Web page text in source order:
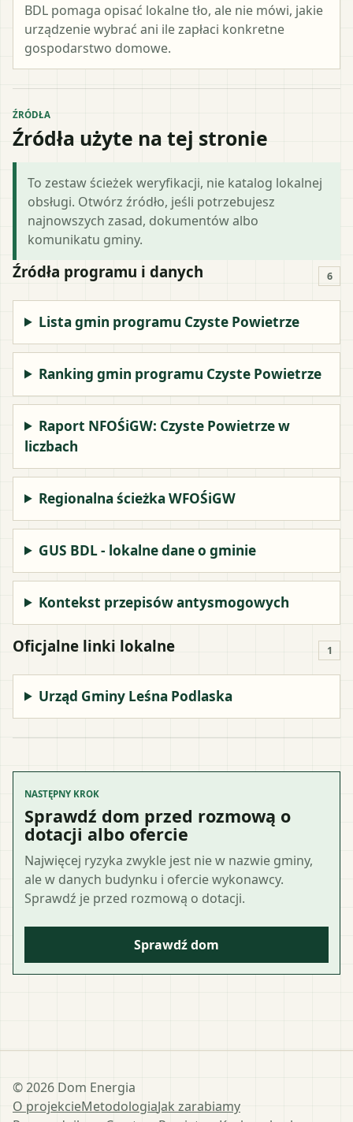
BDL pomaga opisać lokalne tło, ale nie mówi, jakie
urządzenie wybrać ani ile zapłaci konkretne
gospodarstwo domowe.
ŹRÓDŁA
Źródła użyte na tej stronie
To zestaw ścieżek weryfikacji, nie katalog lokalnej
obsługi. Otwórz źródło, jeśli potrzebujesz
najnowszych zasad, dokumentów albo
komunikatu gminy.
Źródła programu i danych 6
Lista gmin programu Czyste Powietrze
Ranking gmin programu Czyste Powietrze
Raport NFOŚiGW: Czyste Powietrze w
liczbach
Regionalna ścieżka WFOŚiGW
GUS BDL - lokalne dane o gminie
Kontekst przepisów antysmogowych
Oficjalne linki lokalne 1
Urząd Gminy Leśna Podlaska
NASTĘPNY KROK
Sprawdź dom przed rozmową o
dotacji albo ofercie
Najwięcej ryzyka zwykle jest nie w nazwie gminy,
ale w danych budynku i ofercie wykonawcy.
Sprawdź je przed rozmową o dotacji.
Sprawdź dom
©2026 Dom Energia
O projekcieMetodologiaJak zarabiamy